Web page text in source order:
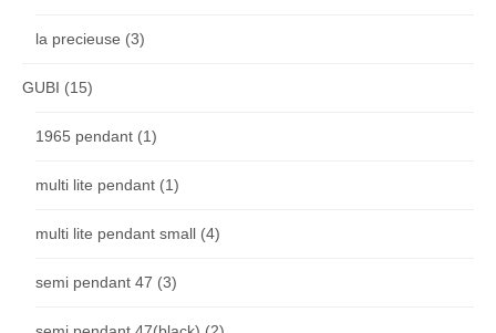
la precieuse (3)
GUBI (15)
1965 pendant (1)
multi lite pendant (1)
multi lite pendant small (4)
semi pendant 47 (3)